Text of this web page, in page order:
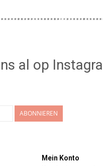
al op
ABONNIEREN
Mein Konto